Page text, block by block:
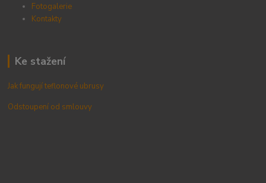
Fotogalerie
Kontakty
Ke stažení
Jak fungují teflonové ubrusy
Odstoupení od smlouvy